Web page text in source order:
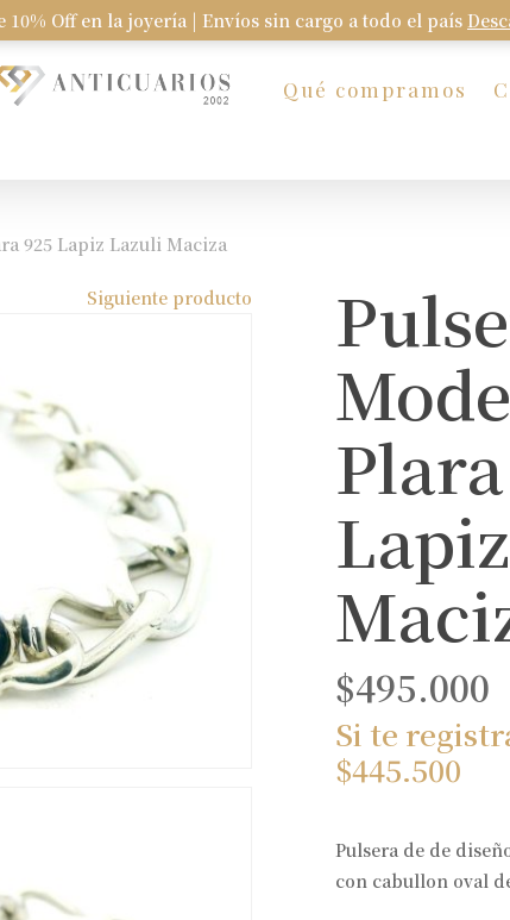
10% Off en la joyería | Envíos sin cargo a todo el país
Qué compramos
925 Lapiz Lazuli Maciza
Siguiente producto
$495.000
Si te
$445.500
Pulsera de de
con cabullon oval